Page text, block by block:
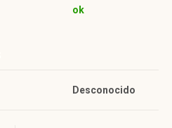
ok
Desconocido